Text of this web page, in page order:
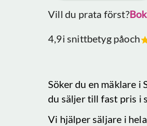
Vill du prata först?
4,9i snittbetyg påoch
Söker du en mäklare i
du säljer till fast pris i
Vi hjälper säljare i hela